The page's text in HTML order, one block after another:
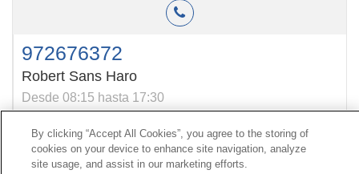
972676372
Robert Sans Haro
Desde 08:15 hasta 17:30
Contact|Profile of the contractor|Claims
By clicking “Accept All Cookies”, you agree to the storing of
cookies on your device to enhance site navigation, analyze
site usage, and assist in our marketing efforts.